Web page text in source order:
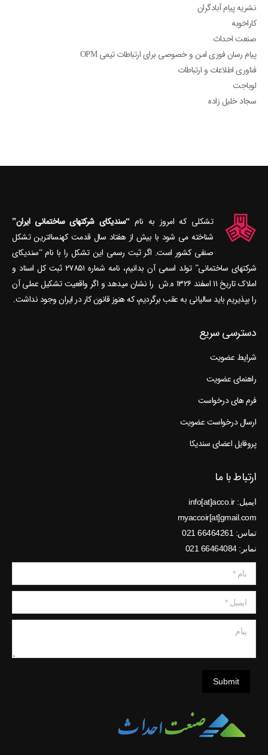
نشریه پیام آبادگران
کاراخوبه
صنعت احداث
پیام رسان فوری امن و خصوصی برای ارتباطات تیمی OPM
فناوری اطلاعات و ارتباطات
لوباجت
سجاد خلیل زاده
تشکلی که امروز به نام“سندیکای شرکتهای ساختمانی ایران”
شناخته می‎ شود با بیش از هفتاد سال قدمت کهنسال‎ترین تشکل
صنفی کشور است. اگر ثبت رسمی این تشکل را با نام “سندیکای
شرکتهای ساختمانی” تولد اسمی آن بدانیم، نامه شماره ۲۷۸۵۱ ثبت کل اسناد و
املاک تاریخ ۱۱ اسفند ۱۳۲۶ ه.ش را نشان می‎دهد و اگر واقعیت تشکیل عملی آن
را بپذیریم باید سالیانی به عقب برگردیم، که هنوز قانون کار در ایران وجود نداشت.
دسترسی سریع
شرایط عضویت
راهنمای عضویت
فرم های درخواست
ارسال درخواست عضویت
پروفایل اعضای سندیکا
ارتباط با ما
ایمیل: info[at]acco.ir
myaccoir[at]gmail.com
تماس: 66464261 021
نمابر: 66464084 021
نام *
ایمیل *
Submit